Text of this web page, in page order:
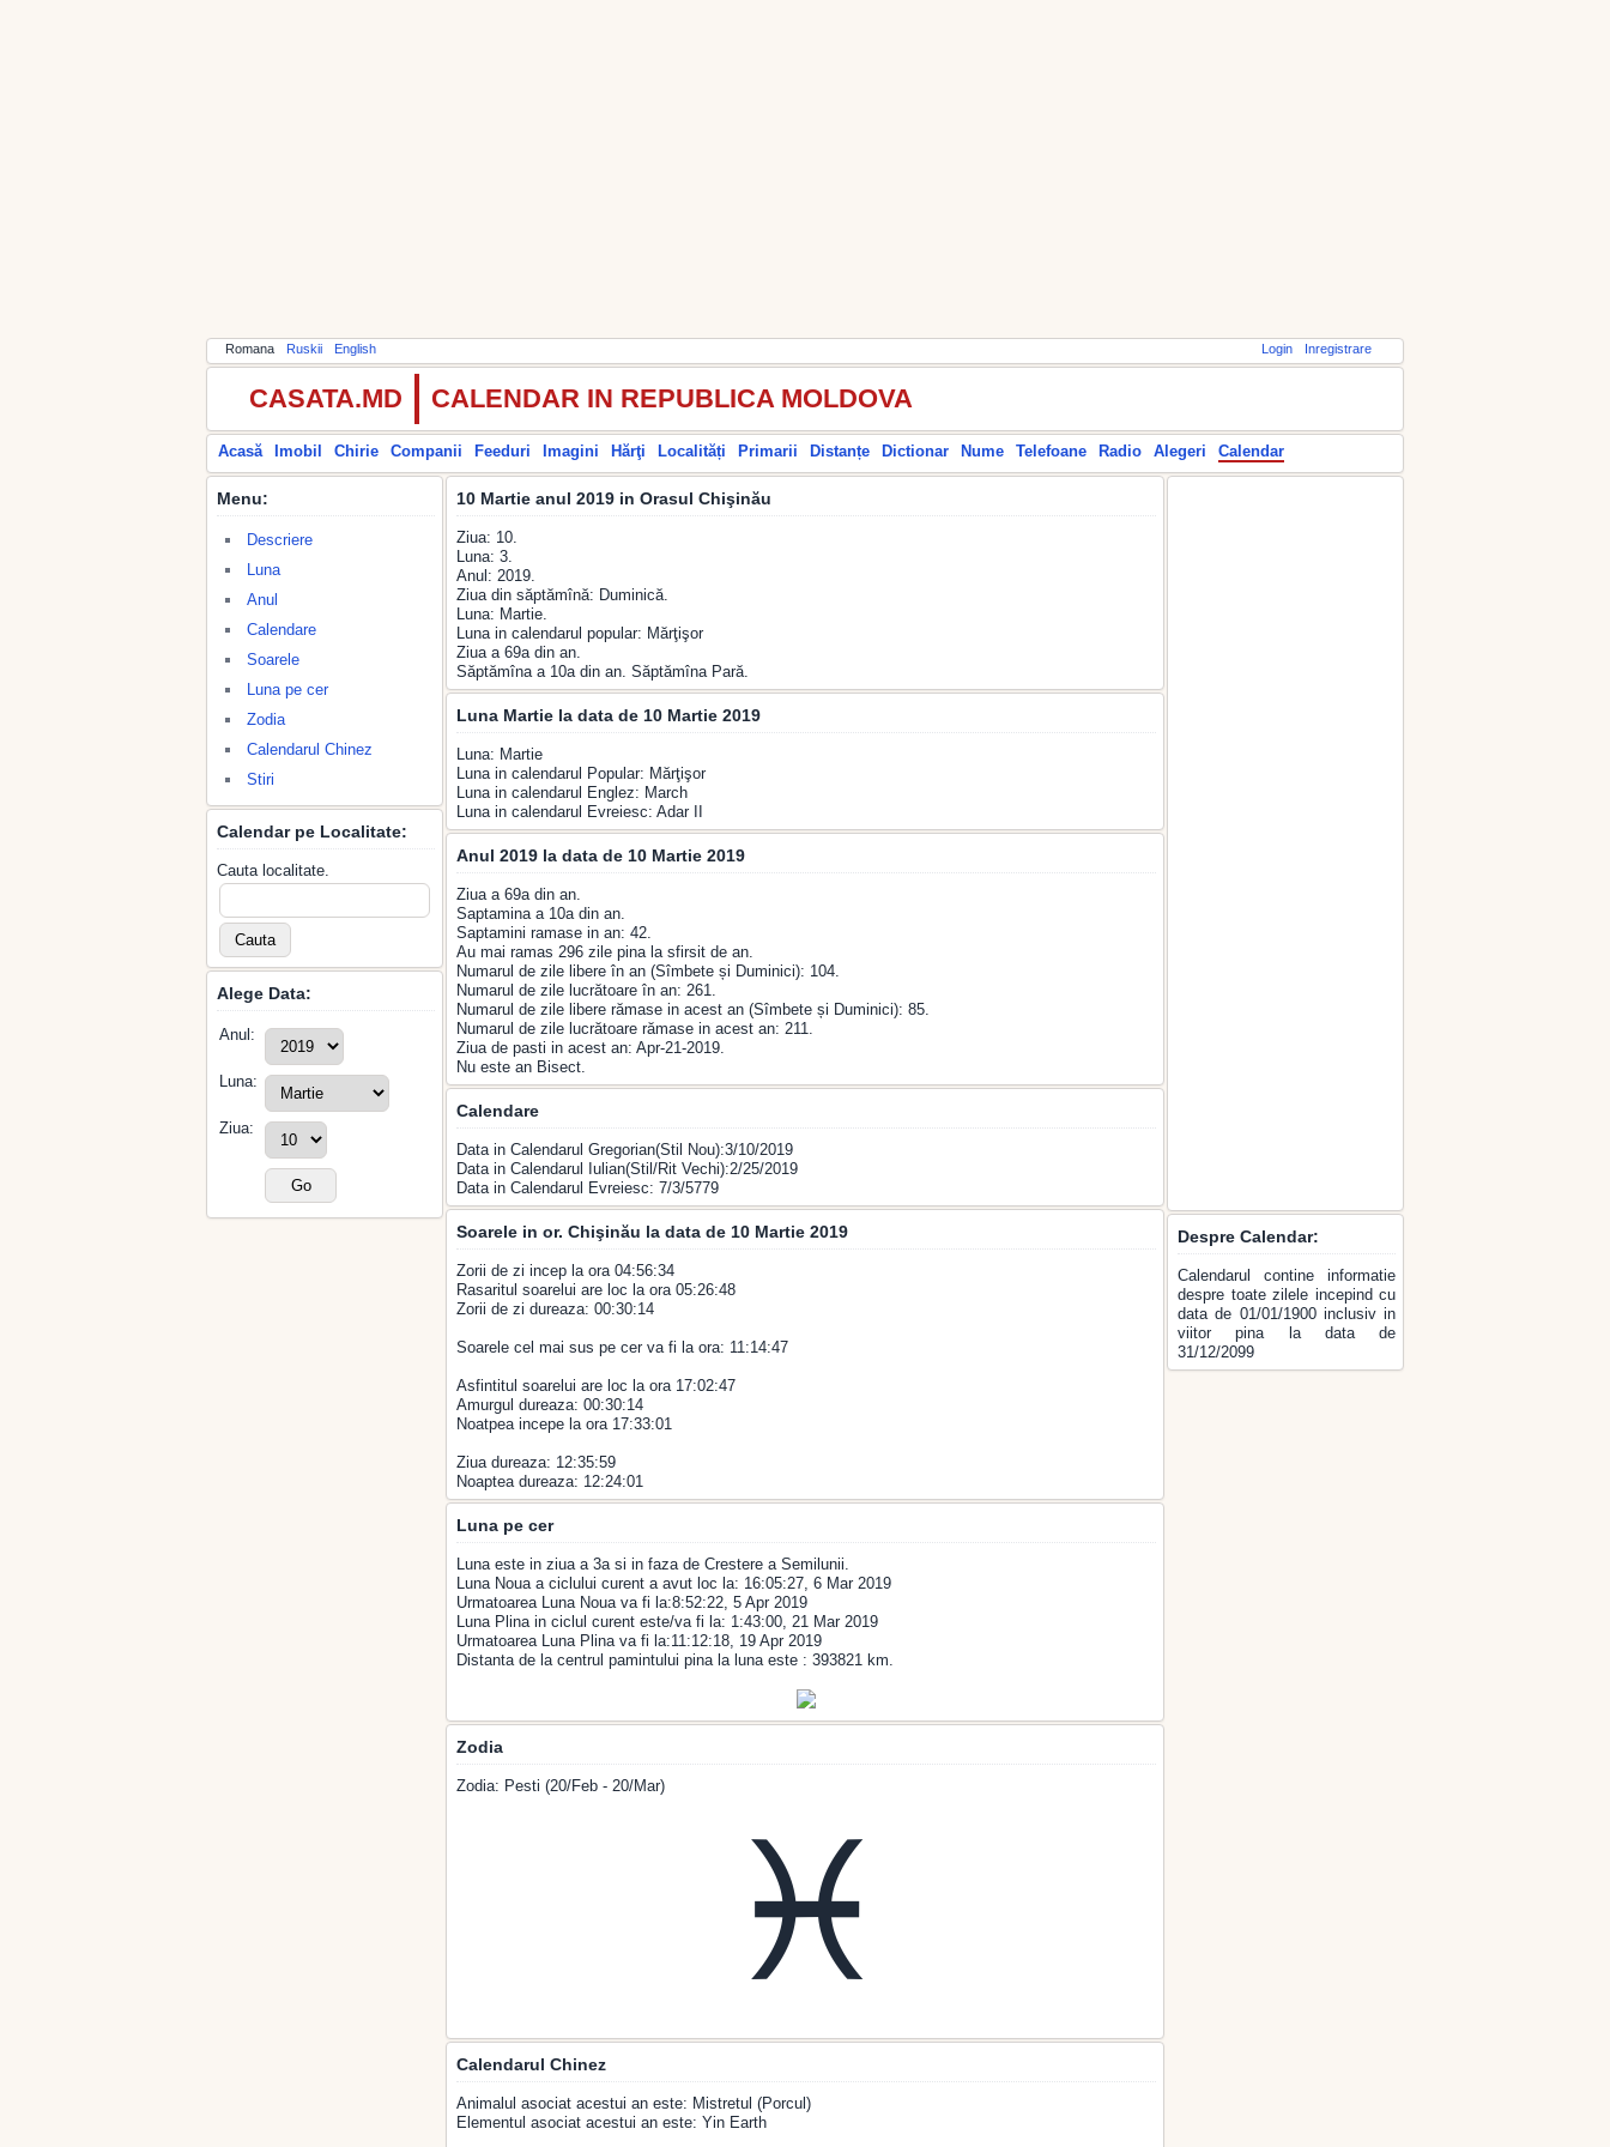
Romana Ruskii English Login Inregistrare
CASATA.MD CALENDAR IN REPUBLICA MOLDOVA
Acasă Imobil Chirie Companii Feeduri Imagini Hărţi Localități Primarii Distanțe Dictionar Nume Telefoane Radio Alegeri Calendar
Menu:
Descriere
Luna
Anul
Calendare
Soarele
Luna pe cer
Zodia
Calendarul Chinez
Stiri
Calendar pe Localitate:
Cauta localitate.
Alege Data:
Anul:
Luna:
Ziua:
10 Martie anul 2019 in Orasul Chişinău
Ziua: 10.
Luna: 3.
Anul: 2019.
Ziua din săptămînă: Duminică.
Luna: Martie.
Luna in calendarul popular: Mărţişor
Ziua a 69a din an.
Săptămîna a 10a din an. Săptămîna Pară.
Luna Martie la data de 10 Martie 2019
Luna: Martie
Luna in calendarul Popular: Mărţişor
Luna in calendarul Englez: March
Luna in calendarul Evreiesc: Adar II
Anul 2019 la data de 10 Martie 2019
Ziua a 69a din an.
Saptamina a 10a din an.
Saptamini ramase in an: 42.
Au mai ramas 296 zile pina la sfirsit de an.
Numarul de zile libere în an (Sîmbete și Duminici): 104.
Numarul de zile lucrătoare în an: 261.
Numarul de zile libere rămase in acest an (Sîmbete și Duminici): 85.
Numarul de zile lucrătoare rămase in acest an: 211.
Ziua de pasti in acest an: Apr-21-2019.
Nu este an Bisect.
Calendare
Data in Calendarul Gregorian(Stil Nou):3/10/2019
Data in Calendarul Iulian(Stil/Rit Vechi):2/25/2019
Data in Calendarul Evreiesc: 7/3/5779
Soarele in or. Chişinău la data de 10 Martie 2019
Zorii de zi incep la ora 04:56:34
Rasaritul soarelui are loc la ora 05:26:48
Zorii de zi dureaza: 00:30:14
Soarele cel mai sus pe cer va fi la ora: 11:14:47
Asfintitul soarelui are loc la ora 17:02:47
Amurgul dureaza: 00:30:14
Noatpea incepe la ora 17:33:01
Ziua dureaza: 12:35:59
Noaptea dureaza: 12:24:01
Luna pe cer
Luna este in ziua a 3a si in faza de Crestere a Semilunii.
Luna Noua a ciclului curent a avut loc la: 16:05:27, 6 Mar 2019
Urmatoarea Luna Noua va fi la:8:52:22, 5 Apr 2019
Luna Plina in ciclul curent este/va fi la: 1:43:00, 21 Mar 2019
Urmatoarea Luna Plina va fi la:11:12:18, 19 Apr 2019
Distanta de la centrul pamintului pina la luna este : 393821 km.
Zodia
Zodia: Pesti (20/Feb - 20/Mar)
♓
Calendarul Chinez
Animalul asociat acestui an este: Mistretul (Porcul)
Elementul asociat acestui an este: Yin Earth
Despre Calendar:
Calendarul contine informatie
despre toate zilele incepind cu
data de 01/01/1900 inclusiv in
viitor pina la data de
31/12/2099